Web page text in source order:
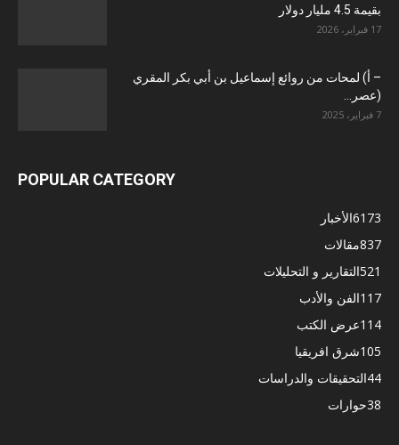
بقيمة 4.5 مليار دولار
17 فبراير، 2026
– أ) لمحات من روائع إسماعيل بن أبي بكر المقري
(عصر...
7 فبراير، 2025
POPULAR CATEGORY
الأخبار6173
مقالات837
التقارير و التحليلات521
الفن والأدب117
عرض الكتب114
شرق افريقيا105
التحقيقات والدراسات44
حوارات38